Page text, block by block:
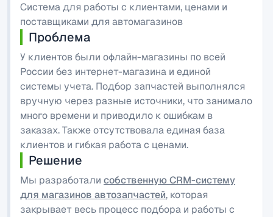
Система для работы с клиентами, ценами и
поставщиками для автомагазинов
Проблема
У клиентов были офлайн-магазины по всей
России без интернет-магазина и единой
системы учета. Подбор запчастей выполнялся
вручную через разные источники, что занимало
много времени и приводило к ошибкам в
заказах. Также отсутствовала единая база
клиентов и гибкая работа с ценами.
Решение
Мы разработали собственную CRM-систему
для магазинов автозапчастей, которая
закрывает весь процесс подбора и работы с